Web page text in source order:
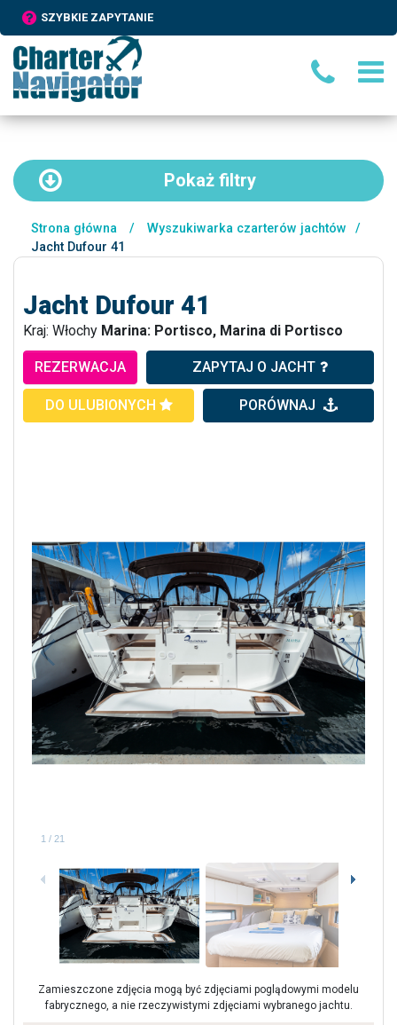
SZYBKIE ZAPYTANIE
Pokaż filtry
Strona główna / Wyszukiwarka czarterów jachtów
/
Jacht Dufour 41
Jacht Dufour 41
Kraj: Włochy Marina: Portisco, Marina di Portisco
REZERWACJA ZAPYTAJ O JACHT
DO ULUBIONYCH PORÓWNAJ
1 / 21
Zamieszczone zdjęcia mogą być zdjęciami poglądowymi modelu
fabrycznego, a nie rzeczywistymi zdjęciami wybranego jachtu.